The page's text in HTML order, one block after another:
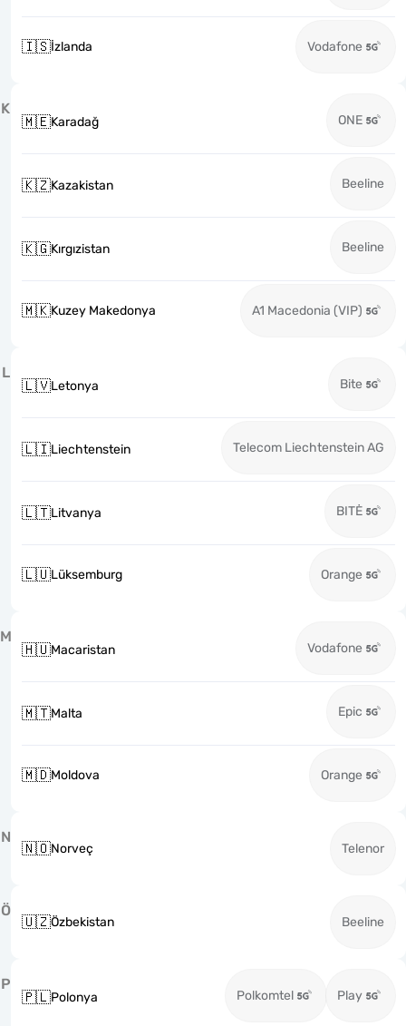
🇮🇸İzlanda Vodafone
K
🇲🇪Karadağ ONE
🇰🇿Kazakistan Beeline
🇰🇬Kırgızistan Beeline
🇲🇰Kuzey Makedonya A1 Macedonia (VIP)
L
🇱🇻Letonya Bite
🇱🇮Liechtenstein Telecom Liechtenstein AG
🇱🇹Litvanya BITĖ
🇱🇺Lüksemburg Orange
M
🇭🇺Macaristan Vodafone
🇲🇹Malta Epic
🇲🇩Moldova Orange
N
🇳🇴Norveç Telenor
Ö
🇺🇿Özbekistan Beeline
P
🇵🇱Polonya Polkomtel Play